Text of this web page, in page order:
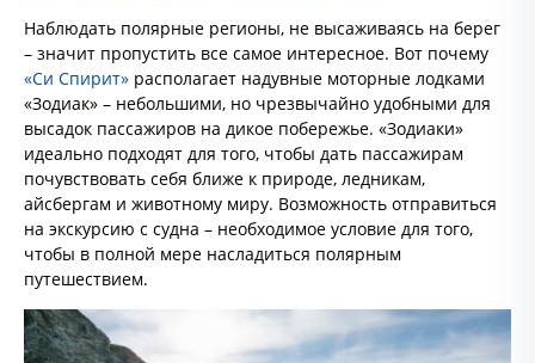
Наблюдать полярные регионы, не высаживаясь на берег
– значит пропустить все самое интересное. Вот почему
«Си Спирит» располагает надувные моторные лодками
«Зодиак» – небольшими, но чрезвычайно удобными для
высадок пассажиров на дикое побережье. «Зодиаки»
идеально подходят для того, чтобы дать пассажирам
почувствовать себя ближе к природе, ледникам,
айсбергам и животному миру. Возможность отправиться
на экскурсию с судна – необходимое условие для того,
чтобы в полной мере насладиться полярным
путешествием.